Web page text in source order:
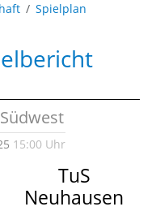
Spielplan
15:00 Uhr
TuS
Neuhausen